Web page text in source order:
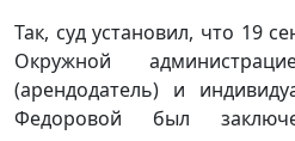
Так, суд установил, что 19
Окружной
(арендодатель) и
Федоровой был